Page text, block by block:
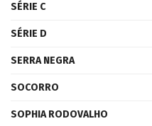
SÉRIE C
SÉRIE D
SERRA NEGRA
SOCORRO
SOPHIA RODOVALHO